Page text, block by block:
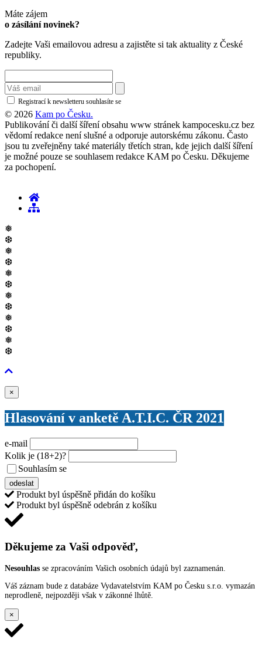
Máte zájem
o zásílání novinek?
Zadejte Vaši emailovou adresu a zajistěte si tak aktuality z České
republiky.
Registrací k newsletteru souhlasíte se
© 2026 Kam po Česku.
Publikování či další šíření obsahu www stránek kampocesku.cz bez
vědomí redakce není slušné a odporuje autorskému zákonu. Často
jsou tu zveřejněny také materiály třetích stran, kde jejich další šíření
je možné pouze se souhlasem redakce KAM po Česku. Děkujeme
za pochopení.
❅
❆
❅
❆
❅
❆
❅
❆
❅
❆
❅
❆
×
Hlasování v anketě A.T.I.C. ČR 2021
e-mail
Kolik je (18+2)?
Souhlasím se
odeslat
Produkt byl úspěšně přidán do košíku
Produkt byl úspěšně odebrán z košíku
Děkujeme za Vaši odpověď,
Nesouhlas se zpracováním Vašich osobních údajů byl zaznamenán.
Váš záznam bude z databáze Vydavatelstvím KAM po Česku s.r.o. vymazán
neprodleně, nejpozději však v zákonné lhůtě.
×